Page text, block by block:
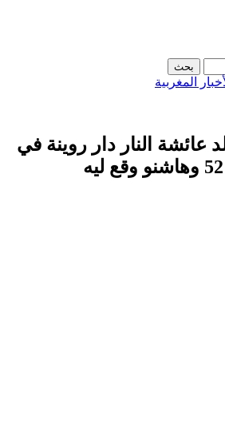
عائشة النار دار روينة في